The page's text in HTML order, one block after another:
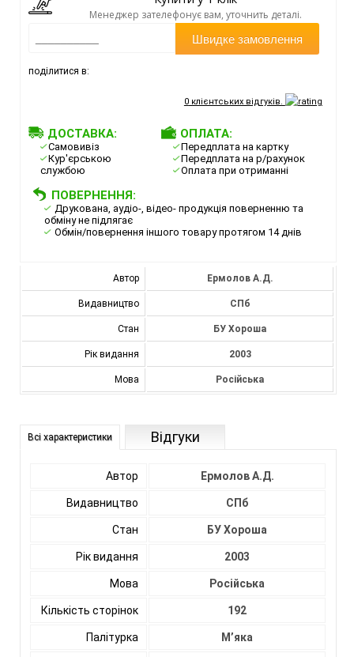
Менеджер зателефонує вам, уточнить деталі.
Швидке замовлення
поділитися в:
0клієнтських відгуків.
ДОСТАВКА:
Самовивіз
Кур'єрською
службою
ОПЛАТА:
Передплата на картку
Передплата на р/рахунок
Оплата при отриманні
ПОВЕРНЕННЯ:
Друкована, аудіо-, відео- продукція поверненню та
обміну не підлягає
Обмін/повернення іншого товару протягом 14 днів
Автор Ермолов А.Д.
Видавництво СПб
Стан БУ Хороша
Рік видання 2003
Мова Російська
Всі характеристики Відгуки
Автор Ермолов А.Д.
Видавництво СПб
Стан БУ Хороша
Рік видання 2003
Мова Російська
Кількість сторінок 192
Палітурка М’яка